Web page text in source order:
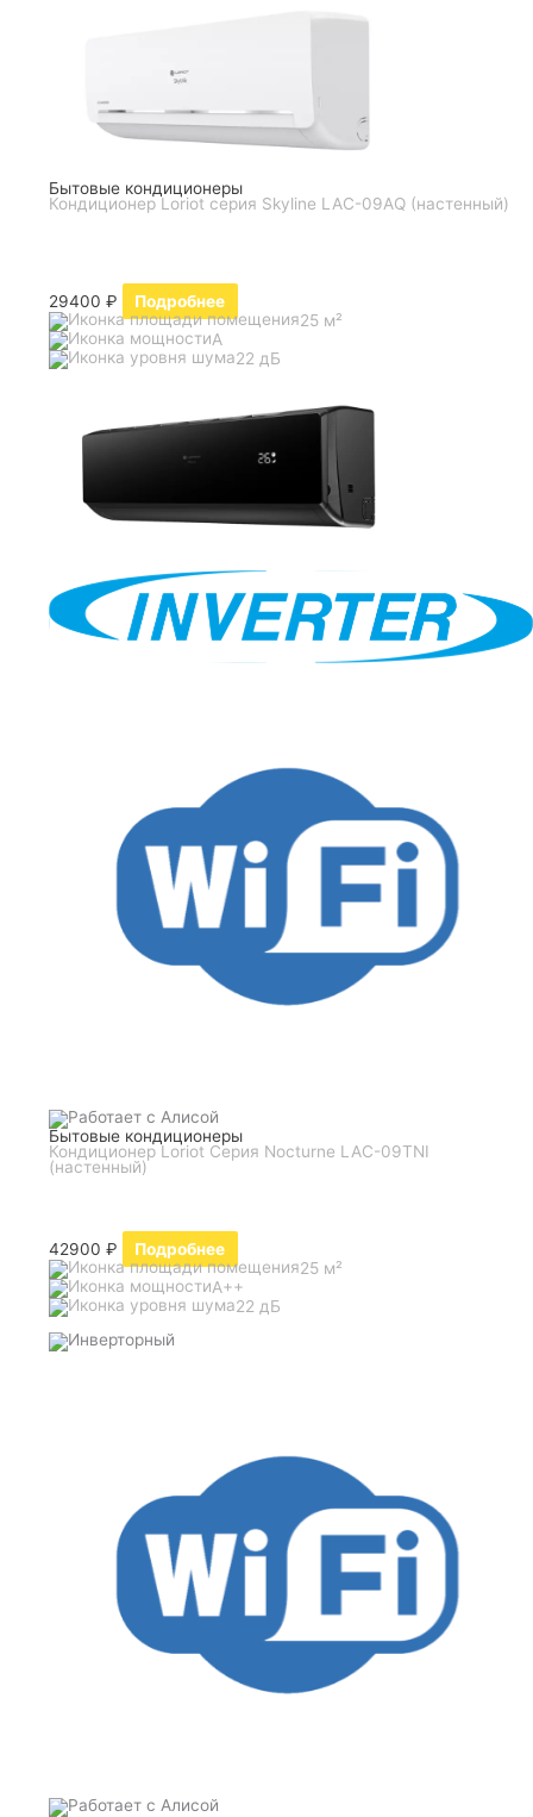
Бытовые кондиционеры
Кондиционер Loriot серия Skyline LAC-09AQ (настенный)
29400₽
Подробнее
25 м²
A
22 дБ
Бытовые кондиционеры
Кондиционер Loriot Серия Nocturne LAC-09TNI
(настенный)
42900₽
Подробнее
25 м²
A++
22 дБ